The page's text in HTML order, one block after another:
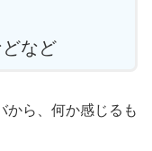
など
から、何か感じるも